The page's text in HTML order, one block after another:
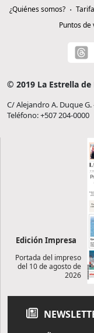
¿Quiénes somos?
Puntos de
© 2019 La Estrella de
C/ Alejandro A. Duque
Teléfono: +507 204-0000
Edición Impresa
Portada del impreso
del 10 de agosto de
2026